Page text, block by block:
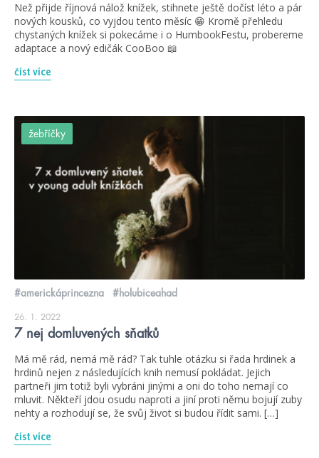
Než přijde říjnová nálož knížek, stihnete ještě dočíst léto a pár
nových kousků, co vyjdou tento měsíc 😁 Kromě přehledu
chystaných knížek si pokecáme i o HumbookFestu, probereme
adaptace a nový edičák CooBoo 📖
číst více
žebříčky
#americkáprincezna #holubiceahad
26. 1. 2022
7 nej domluvených sňatků
Má mě rád, nemá mě rád? Tak tuhle otázku si řada hrdinek a
hrdinů nejen z následujících knih nemusí pokládat. Jejich
partneři jim totiž byli vybráni jinými a oni do toho nemají co
mluvit. Někteří jdou osudu naproti a jiní proti němu bojují zuby
nehty a rozhodují se, že svůj život si budou řídit sami. […]
číst více